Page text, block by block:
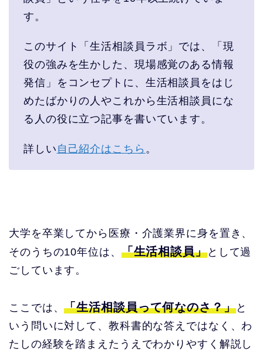
す。
このサイト「生活相談員ラボ」では、「現
役の強みを生かした、現場感覚のある情報
発信」をコンセプトに、生活相談員をはじ
めたばかりの人やこれから生活相談員にな
る人の役に立つ記事を書いています。
詳しい 自己紹介はこちら 。
大学を卒業してから医療・介護業界に身を置き、
そのうちの10年位は、 「生活相談員」として過
ごしています。
ここでは、「生活相談員って何なのさ？」と
いう問いに対して、教科書的な答えではなく、わ
たしの経験を踏まえたうえでわかりやすく解説し